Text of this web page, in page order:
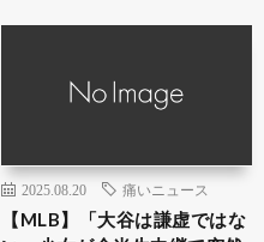
2025.08.20 痛いニュース
【MLB】「大谷は謙虚ではな